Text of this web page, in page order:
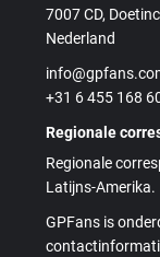
7007 CD,
Nederland
+31 6 455 168
Regionale
Regionale
Latijns-Amerika.
GPFans is